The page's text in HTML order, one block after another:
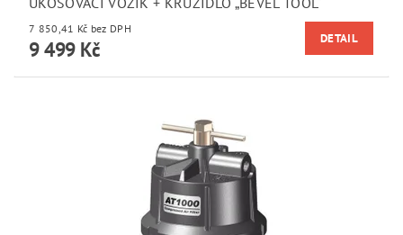
7 850,41 Kč bez DPH
9 499 Kč DETAIL